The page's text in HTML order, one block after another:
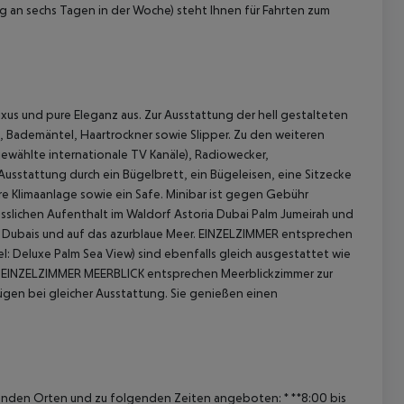
sechs Tagen in der Woche) steht Ihnen für Fahrten zum
und pure Eleganz aus. Zur Ausstattung der hell gestalteten
Bademäntel, Haartrockner sowie Slipper. Zu den weiteren
internationale TV Kanäle), Radiowecker,
durch ein Bügelbrett, ein Bügeleisen, eine Sitzecke
Klimaanlage sowie ein Safe. Minibar ist gegen Gebühr
Aufenthalt im Waldorf Astoria Dubai Palm Jumeirah und
und auf das azurblaue Meer. EINZELZIMMER entsprechen
Deluxe Palm Sea View) sind ebenfalls gleich ausgestattet wie
EINZELZIMMER MEERBLICK entsprechen Meerblickzimmer zur
bei gleicher Ausstattung. Sie genießen einen
Orten und zu folgenden Zeiten angeboten: * **8:00 bis